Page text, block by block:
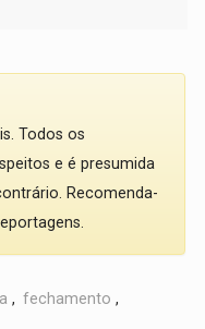
Todos os
e é presumida
Recomenda-
, fechamento ,